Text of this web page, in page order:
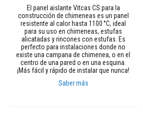
Ladrillos
refractario
repuesto
Ladrillos
refractarios
El panel aislante Vitcas CS para la
construcción de chimeneas es un panel
resistente al calor hasta 1100 °C, ideal
para su uso en chimeneas, estufas
alicatadas y rincones con estufas. Es
perfecto para instalaciones donde no
existe una campana de chimenea, o en el
centro de una pared o en una esquina.
¡Más fácil y rápido de instalar que nunca!
Saber más